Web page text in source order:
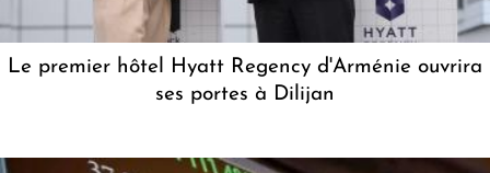
Le premier hôtel Hyatt Regency d'Arménie ouvrira
ses portes à Dilijan